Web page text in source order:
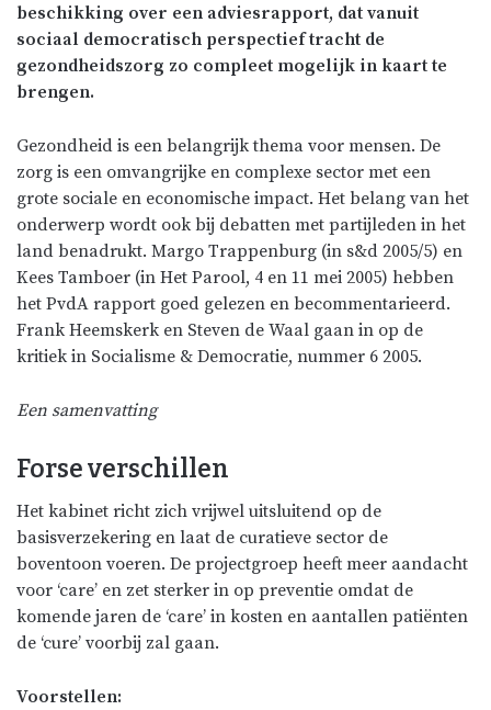
beschikking over een adviesrapport, dat vanuit
sociaal democratisch perspectief tracht de
gezondheidszorg zo compleet mogelijk in kaart te
brengen.
Gezondheid is een belangrijk thema voor mensen. De
zorg is een omvangrijke en complexe sector met een
grote sociale en economische impact. Het belang van het
onderwerp wordt ook bij debatten met partijleden in het
land benadrukt. Margo Trappenburg (in s&d 2005/5) en
Kees Tamboer (in Het Parool, 4 en 11 mei 2005) hebben
het PvdA rapport goed gelezen en becommentarieerd.
Frank Heemskerk en Steven de Waal gaan in op de
kritiek in Socialisme & Democratie, nummer 6 2005.
Een samenvatting
Forse verschillen
Het kabinet richt zich vrijwel uitsluitend op de
basisverzekering en laat de curatieve sector de
boventoon voeren. De projectgroep heeft meer aandacht
voor ‘care’ en zet sterker in op preventie omdat de
komende jaren de ‘care’ in kosten en aantallen patiënten
de ‘cure’ voorbij zal gaan.
Voorstellen: